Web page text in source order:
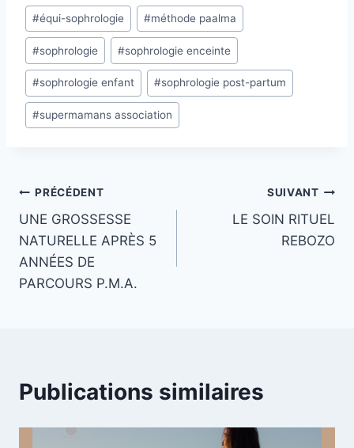
Étiquettes
de
la
publication :
#équi-sophrologie #méthode paalma
#sophrologie #sophrologie enceinte
#sophrologie enfant #sophrologie post-partum
#supermamans association
Navigation
de
l’article
PRÉCÉDENT
UNE GROSSESSE
NATURELLE APRÈS 5
ANNÉES DE
PARCOURS P.M.A.
SUIVANT
LE SOIN RITUEL
REBOZO
Publications similaires